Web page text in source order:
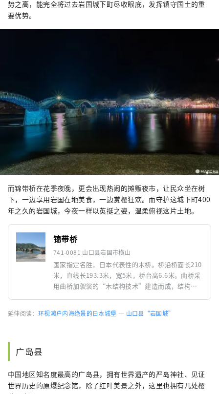
势之高，能完全将过去岩国城下町尽收眼底，发挥镇守国土的重
要优势。
而锦带桥在花季夜晚，更会出现热闹的摊贩夜市，让民众坐在树
下，一边享用岩国在地美食，一边赏樱狂欢。而守护这城下町400
年之久的岩国城，今夜一样以英挺之姿，温柔俯视这片土地。
锦带桥
741-0081 山口县岩国市横山
国家指定名胜，日本代表性的木桥。桥沿桥面长210
米，直线长193.3米，宽5米，桥台高6.6米。曲桥采
用曲桥加袈裟的“木结构技术”建造而成，结构精
您可以欣赏到每个季节的多彩风景：春天的樱花、
延伸阅读： 环视濑户内海绝景的日本城堡 ― 山口县“岩国城”
广岛县
中国地区知名度最高的广岛县，拥有世界遗产的严岛神社、见证
世界历史的原爆纪念馆，除了红叶美景之外，这里也拥有几处樱